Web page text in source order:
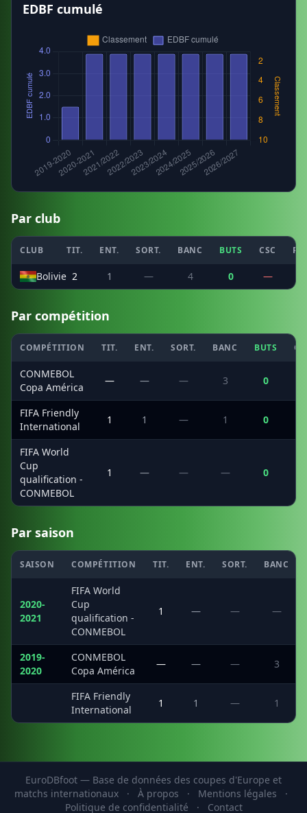
EDBF cumulé
Par club
CLUB TIT. ENT. SORT. BANC BUTS CSC
Bolivie 2 1 — 4 0 —
Par compétition
COMPÉTITION TIT. ENT. SORT. BANC BUTS
CONMEBOL
Copa América
— — — 3 0
FIFA Friendly
International
1 1 — 1 0
FIFA World
Cup
qualification -
CONMEBOL
1 — — — 0
Par saison
SAISON COMPÉTITION TIT. ENT. SORT. BANC
2020-
2021
FIFA World
Cup
qualification -
CONMEBOL
1 — — —
2019-
2020
CONMEBOL
Copa América
— — — 3
FIFA Friendly
International
1 1 — 1
EuroDBfoot — Base de données des coupes d'Europe et
matchs internationaux
· À propos · Mentions légales
·
Politique de confidentialité
· Contact